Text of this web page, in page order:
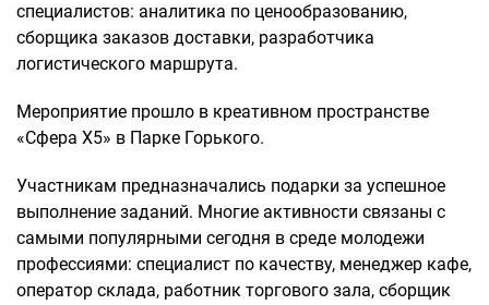
специалистов: аналитика по ценообразованию,
сборщика заказов доставки, разработчика
логистического маршрута.
Мероприятие прошло в креативном пространстве
«Сфера X5» в Парке Горького.
Участникам предназначались подарки за успешное
выполнение заданий. Многие активности связаны с
самыми популярными сегодня в среде молодежи
профессиями: специалист по качеству, менеджер кафе,
оператор склада, работник торгового зала, сборщик